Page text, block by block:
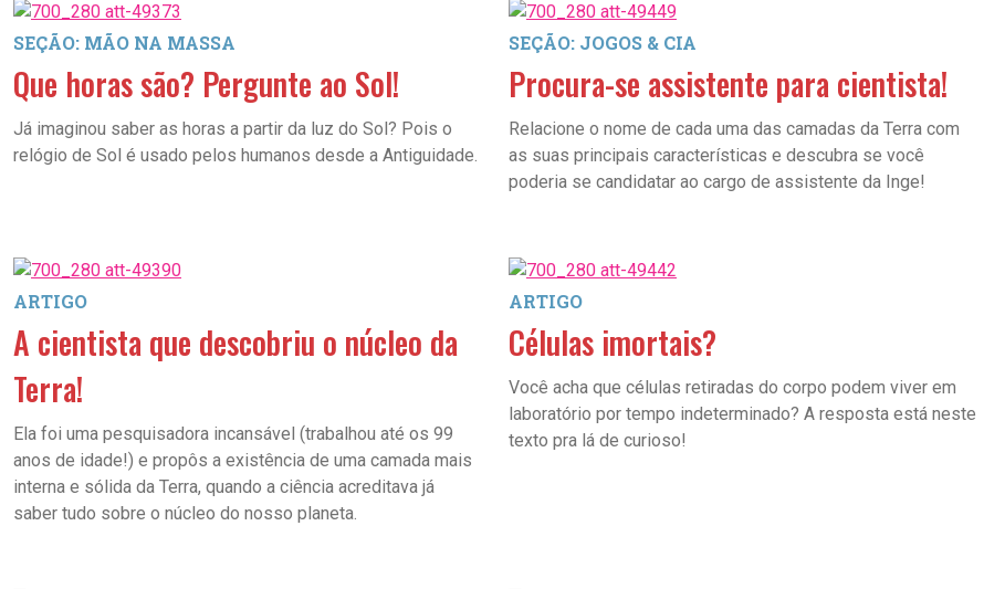
SEÇÃO: MÃO NA MASSA
Que horas são? Pergunte ao Sol!
Já imaginou saber as horas a partir da luz do Sol? Pois o
relógio de Sol é usado pelos humanos desde a Antiguidade.
SEÇÃO: JOGOS & CIA
Procura-se assistente para cientista!
Relacione o nome de cada uma das camadas da Terra com
as suas principais características e descubra se você
poderia se candidatar ao cargo de assistente da Inge!
ARTIGO
A cientista que descobriu o núcleo da
Terra!
Ela foi uma pesquisadora incansável (trabalhou até os 99
anos de idade!) e propôs a existência de uma camada mais
interna e sólida da Terra, quando a ciência acreditava já
saber tudo sobre o núcleo do nosso planeta.
ARTIGO
Células imortais?
Você acha que células retiradas do corpo podem viver em
laboratório por tempo indeterminado? A resposta está neste
texto pra lá de curioso!